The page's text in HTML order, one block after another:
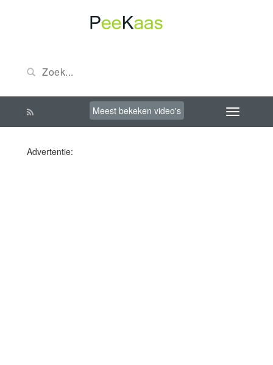
Meest bekeken video's
Advertentie: